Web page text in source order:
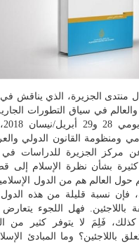
منتدى الجزيرة، الذي يناقش في
في سياق التطورات
ومنظومة القانون الدولي
بشأن نظرة الإسلام إلى
حول العالم هم من الدول
فإن نسبة قليلة من هذه
باللاجئين. فهل اللجوء
فَلِمَ لا يتوفر كثير من
باللاجئين؟ وما المبادئ